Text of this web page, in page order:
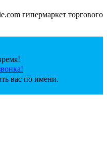
гипермаркет торгового
вас по имени.